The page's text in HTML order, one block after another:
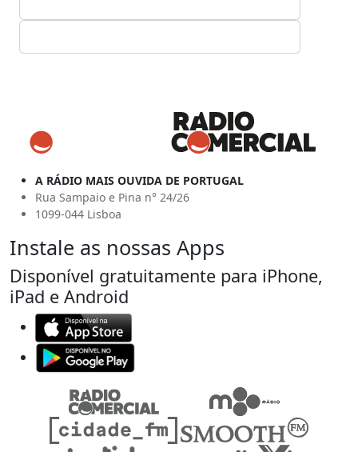
A RÁDIO MAIS OUVIDA DE PORTUGAL
Rua Sampaio e Pina n° 24/26
1099-044 Lisboa
Instale as nossas Apps
Disponível gratuitamente para iPhone,
iPad e Android